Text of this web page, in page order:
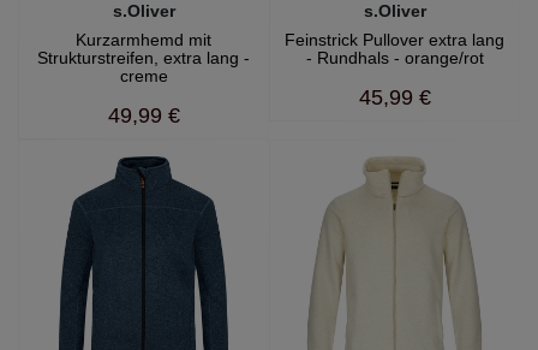
s.Oliver
Kurzarmhemd mit
Strukturstreifen, extra lang -
creme
49,99 €
s.Oliver
Feinstrick Pullover extra lang
- Rundhals - orange/rot
45,99 €